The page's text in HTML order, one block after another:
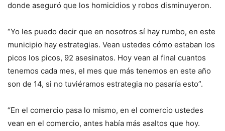
donde aseguró que los homicidios y robos disminuyeron.
“Yo les puedo decir que en nosotros sí hay rumbo, en este
municipio hay estrategias. Vean ustedes cómo estaban los
picos los picos, 92 asesinatos. Hoy vean al final cuantos
tenemos cada mes, el mes que más tenemos en este año
son de 14, si no tuviéramos estrategia no pasaría esto”.
“En el comercio pasa lo mismo, en el comercio ustedes
vean en el comercio, antes había más asaltos que hoy.